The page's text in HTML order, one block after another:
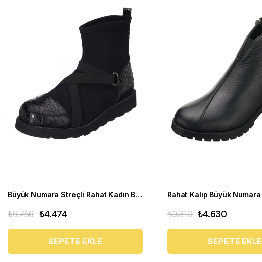
Büyük Numara Streçli Rahat Kadın Bot ND1204 siyah
₺4.474
₺9.756
SEPETE EKLE
₺4.630
₺9.310
SEPETE EKLE